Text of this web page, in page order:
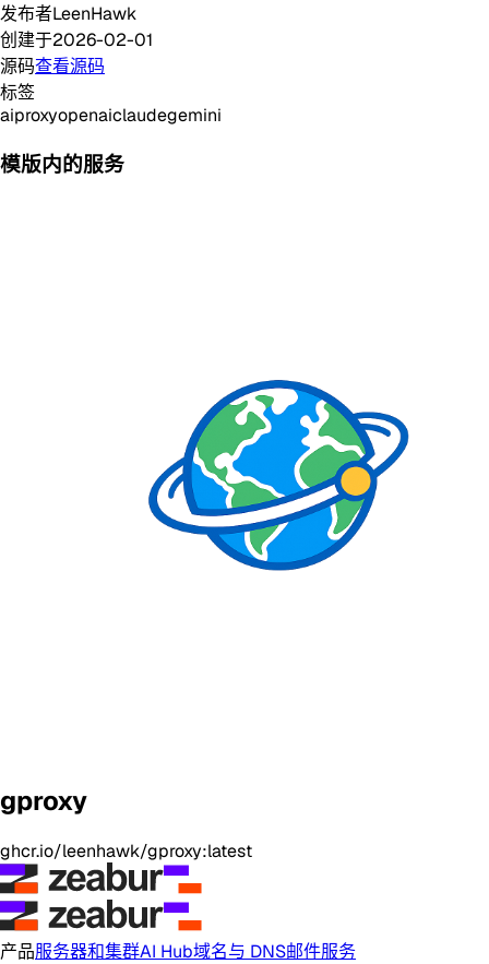
发布者LeenHawk
创建于2026-02-01
源码查看源码
标签
aiproxyopenaiclaudegemini
模版内的服务
gproxy
ghcr.io/leenhawk/gproxy:latest
产品服务器和集群AI Hub域名与 DNS邮件服务